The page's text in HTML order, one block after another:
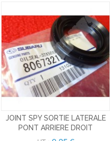
JOINT SPY SORTIE LATERALE
PONT ARRIERE DROIT